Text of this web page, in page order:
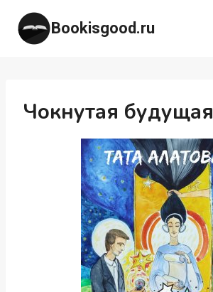
Перейти
содержимому
Bookisgood.ru
Чокнутая будущая